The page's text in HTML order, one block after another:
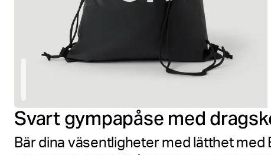
Svart gympapåse med
Bär dina väsentligheter med lätthet med